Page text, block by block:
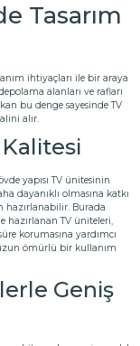
Tasarım
ihtiyaçları ile bir araya
alanları ve rafları
bu denge sayesinde TV
alır.
yapısı TV ünitesinin
dayanıklı olmasına katkı
hazırlanabilir. Burada
hazırlanan TV üniteleri,
korumasına yardımcı
ömürlü bir kullanım
Geniş